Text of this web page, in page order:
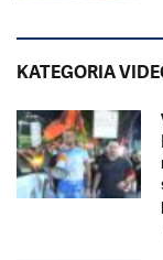
KATEGORIA